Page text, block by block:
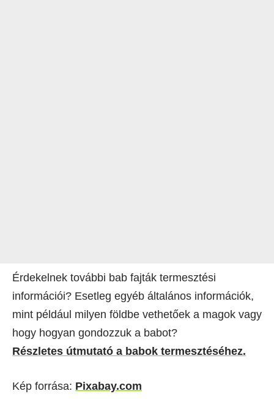
Érdekelnek további bab fajták termesztési
információi? Esetleg egyéb általános információk,
mint például milyen földbe vethetőek a magok vagy
hogy hogyan gondozzuk a babot?
Részletes útmutató a babok termesztéséhez.
Kép forrása: Pixabay.com